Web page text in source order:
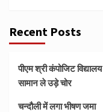
Recent Posts
पीएम श्री कंपोजिट
सामान ले उड़े चोर
चन्दौली में लगा भीषण जमा